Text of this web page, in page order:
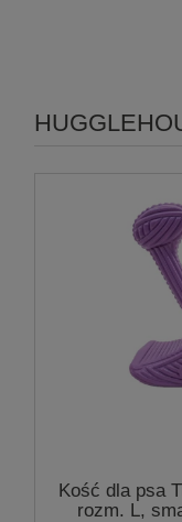
Kość dla psa
rozm. L,